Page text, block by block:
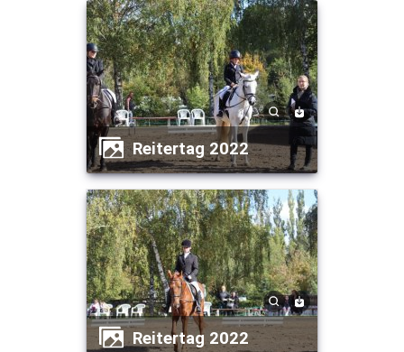
Reitertag 2022
Reitertag 2022